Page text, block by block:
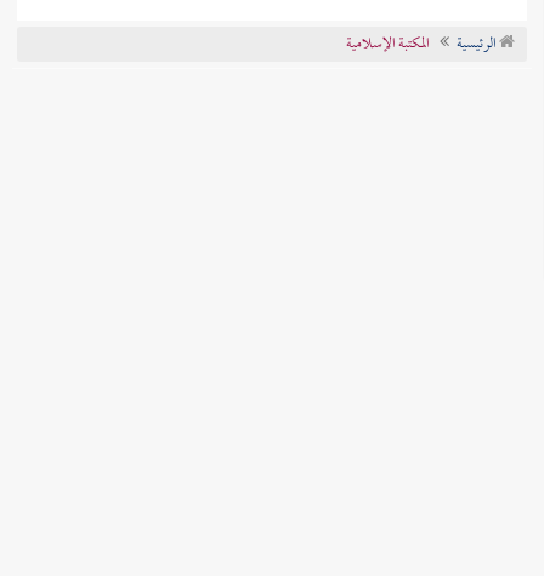
تراجم الأعلام
الرئيسية المكتبة الإسلامية